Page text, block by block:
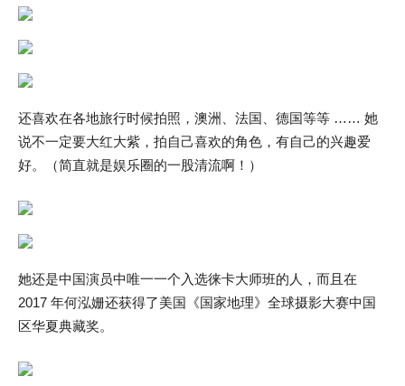
还喜欢在各地旅行时候拍照，澳洲、法国、德国等等 …… 她
说不一定要大红大紫，拍自己喜欢的角色，有自己的兴趣爱
好。（简直就是娱乐圈的一股清流啊！）
她还是中国演员中唯一一个入选徕卡大师班的人，而且在
2017 年何泓姗还获得了美国《国家地理》全球摄影大赛中国
区华夏典藏奖。